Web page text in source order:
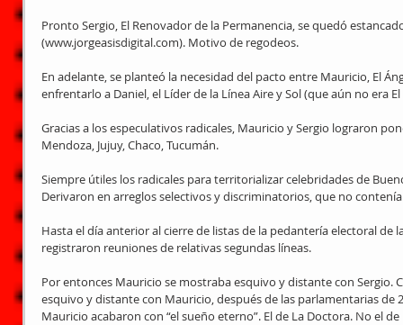
Pronto Sergio, El Renovador de la Permanencia, se quedó
(www.jorgeasisdigital.com). Motivo de regodeos.
En adelante, se planteó la necesidad del pacto entre Mauricio, El
enfrentarlo a Daniel, el Líder de la Línea Aire y Sol (que aún no era
Gracias a los especulativos radicales, Mauricio y Sergio lograron
Mendoza, Jujuy, Chaco, Tucumán.
Siempre útiles los radicales para territorializar celebridades de
Derivaron en arreglos selectivos y discriminatorios, que no
Hasta el día anterior al cierre de listas de la pedantería electoral de
registraron reuniones de relativas segundas líneas.
Por entonces Mauricio se mostraba esquivo y distante con Sergio.
esquivo y distante con Mauricio, después de las parlamentarias de
Mauricio acabaron con “el sueño eterno”. El de La Doctora. No el